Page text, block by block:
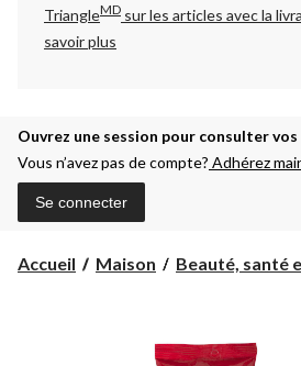
TriangleMD sur les articles avec la
savoir plus
Ouvrez une session pour consulter
Vous n’avez pas de compte? Adhérez
Se connecter
Accueil Maison Beauté, santé